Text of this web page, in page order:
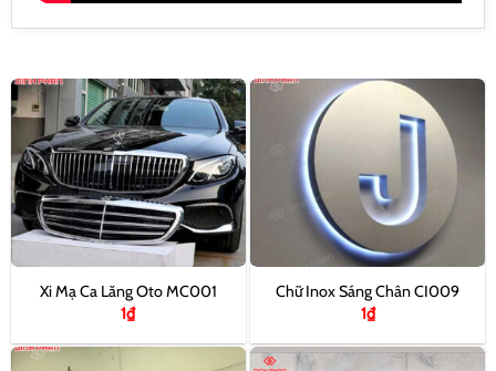
Xi Mạ Ca Lăng Oto MC001
1₫
Chữ Inox Sáng Chân CI009
1₫